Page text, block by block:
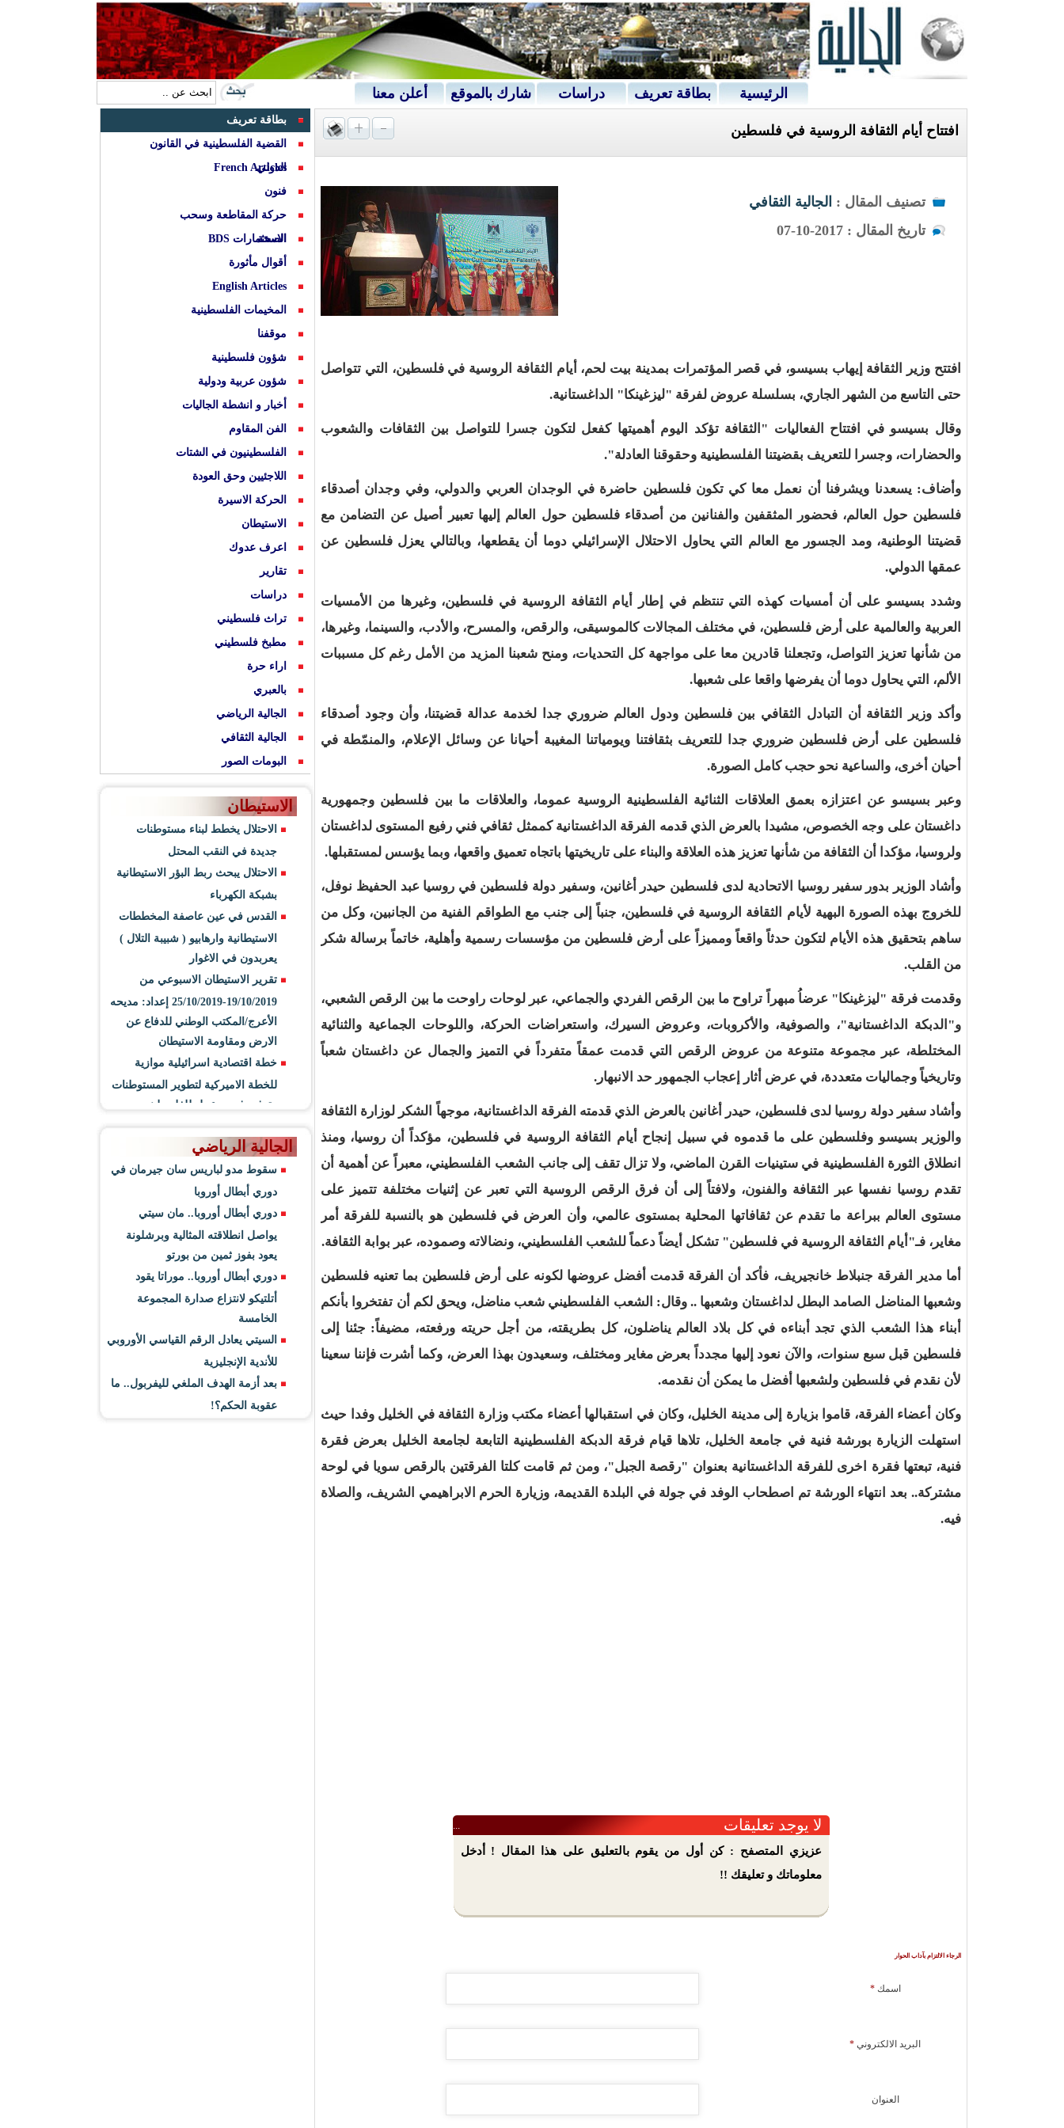
الرئيسية بطاقة تعريف دراسات شارك بالموقع أعلن معنا
افتتاح أيام الثقافة الروسية في فلسطين
تصنيف المقال : الجالية الثقافي
تاريخ المقال : 2017-10-07
افتتح وزير الثقافة إيهاب بسيسو، في قصر المؤتمرات بمدينة بيت لحم، أيام الثقافة الروسية في فلسطين، التي تتواصل
حتى التاسع من الشهر الجاري، بسلسلة عروض لفرقة "ليزغينكا" الداغستانية.
وقال بسيسو في افتتاح الفعاليات "الثقافة تؤكد اليوم أهميتها كفعل لتكون جسرا للتواصل بين الثقافات والشعوب
والحضارات، وجسرا للتعريف بقضيتنا الفلسطينية وحقوقنا العادلة".
وأضاف: يسعدنا ويشرفنا أن نعمل معا كي تكون فلسطين حاضرة في الوجدان العربي والدولي، وفي وجدان أصدقاء
فلسطين حول العالم، فحضور المثقفين والفنانين من أصدقاء فلسطين حول العالم إليها تعبير أصيل عن التضامن مع
قضيتنا الوطنية، ومد الجسور مع العالم التي يحاول الاحتلال الإسرائيلي دوما أن يقطعها، وبالتالي يعزل فلسطين عن
عمقها الدولي.
وشدد بسيسو على أن أمسيات كهذه التي تنتظم في إطار أيام الثقافة الروسية في فلسطين، وغيرها من الأمسيات
العربية والعالمية على أرض فلسطين، في مختلف المجالات كالموسيقى، والرقص، والمسرح، والأدب، والسينما، وغيرها،
من شأنها تعزيز التواصل، وتجعلنا قادرين معا على مواجهة كل التحديات، ومنح شعبنا المزيد من الأمل رغم كل مسببات
الألم، التي يحاول دوما أن يفرضها واقعا على شعبها.
وأكد وزير الثقافة أن التبادل الثقافي بين فلسطين ودول العالم ضروري جدا لخدمة عدالة قضيتنا، وأن وجود أصدقاء
فلسطين على أرض فلسطين ضروري جدا للتعريف بثقافتنا ويومياتنا المغيبة أحيانا عن وسائل الإعلام، والمنمّطة في
أحيان أخرى، والساعية نحو حجب كامل الصورة.
وعبر بسيسو عن اعتزازه بعمق العلاقات الثنائية الفلسطينية الروسية عموما، والعلاقات ما بين فلسطين وجمهورية
داغستان على وجه الخصوص، مشيدا بالعرض الذي قدمه الفرقة الداغستانية كممثل ثقافي فني رفيع المستوى لداغستان
ولروسيا، مؤكدا أن الثقافة من شأنها تعزيز هذه العلاقة والبناء على تاريخيتها باتجاه تعميق واقعها، وبما يؤسس لمستقبلها.
وأشاد الوزير بدور سفير روسيا الاتحادية لدى فلسطين حيدر أغانين، وسفير دولة فلسطين في روسيا عبد الحفيظ نوفل،
للخروج بهذه الصورة البهية لأيام الثقافة الروسية في فلسطين، جنباً إلى جنب مع الطواقم الفنية من الجانبين، وكل من
ساهم بتحقيق هذه الأيام لتكون حدثاً واقعاً ومميزاً على أرض فلسطين من مؤسسات رسمية وأهلية، خاتماً برسالة شكر
من القلب.
وقدمت فرقة "ليزغينكا" عرضاُ مبهراً تراوح ما بين الرقص الفردي والجماعي، عبر لوحات راوحت ما بين الرقص الشعبي،
و"الدبكة الداغستانية"، والصوفية، والأكروبات، وعروض السيرك، واستعراضات الحركة، واللوحات الجماعية والثنائية
المختلطة، عبر مجموعة متنوعة من عروض الرقص التي قدمت عمقاً متفرداً في التميز والجمال عن داغستان شعباً
وتاريخياً وجماليات متعددة، في عرض أثار إعجاب الجمهور حد الانبهار.
وأشاد سفير دولة روسيا لدى فلسطين، حيدر أغانين بالعرض الذي قدمته الفرقة الداغستانية، موجهاً الشكر لوزارة الثقافة
والوزير بسيسو وفلسطين على ما قدموه في سبيل إنجاح أيام الثقافة الروسية في فلسطين، مؤكداً أن روسيا، ومنذ
انطلاق الثورة الفلسطينية في ستينيات القرن الماضي، ولا تزال تقف إلى جانب الشعب الفلسطيني، معبراً عن أهمية أن
تقدم روسيا نفسها عبر الثقافة والفنون، ولافتاً إلى أن فرق الرقص الروسية التي تعبر عن إثنيات مختلفة تتميز على
مستوى العالم ببراعة ما تقدم عن ثقافاتها المحلية بمستوى عالمي، وأن العرض في فلسطين هو بالنسبة للفرقة أمر
مغاير، فـ"أيام الثقافة الروسية في فلسطين" تشكل أيضاً دعماً للشعب الفلسطيني، ونضالاته وصموده، عبر بوابة الثقافة.
أما مدير الفرقة جنبلاط خانجيريف، فأكد أن الفرقة قدمت أفضل عروضها لكونه على أرض فلسطين بما تعنيه فلسطين
وشعبها المناضل الصامد البطل لداغستان وشعبها .. وقال: الشعب الفلسطيني شعب مناضل، ويحق لكم أن تفتخروا بأنكم
أبناء هذا الشعب الذي تجد أبناءه في كل بلاد العالم يناضلون، كل بطريقته، من أجل حريته ورفعته، مضيفاً: جئنا إلى
فلسطين قبل سبع سنوات، والآن نعود إليها مجدداً بعرض مغاير ومختلف، وسعيدون بهذا العرض، وكما أشرت فإننا سعينا
لأن نقدم في فلسطين ولشعبها أفضل ما يمكن أن نقدمه.
وكان أعضاء الفرقة، قاموا بزيارة إلى مدينة الخليل، وكان في استقبالها أعضاء مكتب وزارة الثقافة في الخليل وفدا حيث
استهلت الزيارة بورشة فنية في جامعة الخليل، تلاها قيام فرقة الدبكة الفلسطينية التابعة لجامعة الخليل بعرض فقرة
فنية، تبعتها فقرة اخرى للفرقة الداغستانية بعنوان "رقصة الجبل"، ومن ثم قامت كلتا الفرقتين بالرقص سويا في لوحة
مشتركة.. بعد انتهاء الورشة تم اصطحاب الوفد في جولة في البلدة القديمة، وزيارة الحرم الابراهيمي الشريف، والصلاة
فيه.
لا يوجد تعليقات
عزيزي المتصفح : كن أول من يقوم بالتعليق على هذا المقال ! أدخل
معلوماتك و تعليقك !!
الرجاء الالتزام بآداب الحوار
اسمك*
البريد الالكتروني *
العنوان
بطاقة تعريف
القضية الفلسطينية في القانون
الدولي
French Articles
فنون
حركة المقاطعة وسحب
الاستثمارات BDS
الصحة
أقوال مأثورة
English Articles
المخيمات الفلسطينية
موقفنا
شؤون فلسطينية
شؤون عربية ودولية
أخبار و انشطة الجاليات
الفن المقاوم
الفلسطينيون في الشتات
اللاجئيين وحق العودة
الحركة الاسيرة
الاستيطان
اعرف عدوك
تقارير
دراسات
تراث فلسطيني
مطبخ فلسطيني
اراء حرة
بالعبري
الجالية الرياضي
الجالية الثقافي
البومات الصور
الاستيطان
الاحتلال يخطط لبناء مستوطنات
جديدة في النقب المحتل
الاحتلال يبحث ربط البؤر الاستيطانية
بشبكة الكهرباء
القدس في عين عاصفة المخططات
الاستيطانية وارهابيو ( شبيبة التلال )
يعربدون في الاغوار
تقرير الاستيطان الاسبوعي من
19/10/2019-25/10/2019 إعداد: مديحه
الأعرج/المكتب الوطني للدفاع عن
الارض ومقاومة الاستيطان
خطة اقتصادية اسرائيلية موازية
للخطة الاميركية لتطوير المستوطنات
وتوفير فرص عمل للفلسطينيين
الجالية الرياضي
سقوط مدو لباريس سان جيرمان في
دوري أبطال أوروبا
دوري أبطال أوروبا.. مان سيتي
يواصل انطلاقته المثالية وبرشلونة
يعود بفوز ثمين من بورتو
دوري أبطال أوروبا.. موراتا يقود
أتلتيكو لانتزاع صدارة المجموعة
الخامسة
السيتي يعادل الرقم القياسي الأوروبي
للأندية الإنجليزية
بعد أزمة الهدف الملغي لليفربول.. ما
عقوبة الحكم؟!